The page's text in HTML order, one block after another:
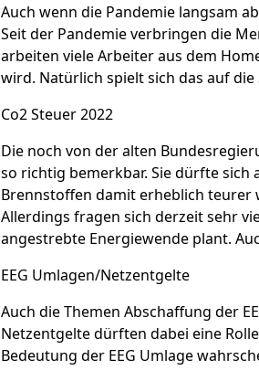
Auch wenn die Pandemie langsam
Seit der Pandemie verbringen die
arbeiten viele Arbeiter aus dem
wird. Natürlich spielt sich das auf
Co2 Steuer 2022
Die noch von der alten
so richtig bemerkbar. Sie dürfte sich
Brennstoffen damit erheblich teurer
Allerdings fragen sich derzeit sehr
angestrebte Energiewende plant.
EEG Umlagen/Netzentgelte
Auch die Themen Abschaffung der
Netzentgelte dürften dabei eine
Bedeutung der EEG Umlage